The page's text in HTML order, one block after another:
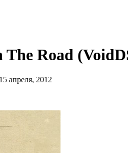
Road
апреля, 2012